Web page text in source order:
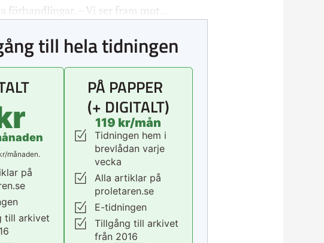
förhandlingar. – Vi ser fram mot…
till hela tidningen
månaden.
på
till arkivet
PÅ PAPPER
(+ DIGITALT)
119 kr/mån
Tidningen hem i
brevlådan varje
vecka
Alla artiklar på
proletaren.se
E-tidningen
Tillgång till arkivet
från 2016